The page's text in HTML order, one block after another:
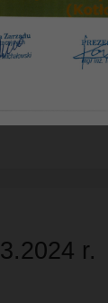
r.
„Czuby”
r.